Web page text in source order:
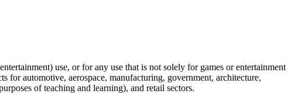
use, or for any use that is not solely for games or entertainment
for automotive, aerospace, manufacturing, government, architecture,
of teaching and learning), and retail sectors.